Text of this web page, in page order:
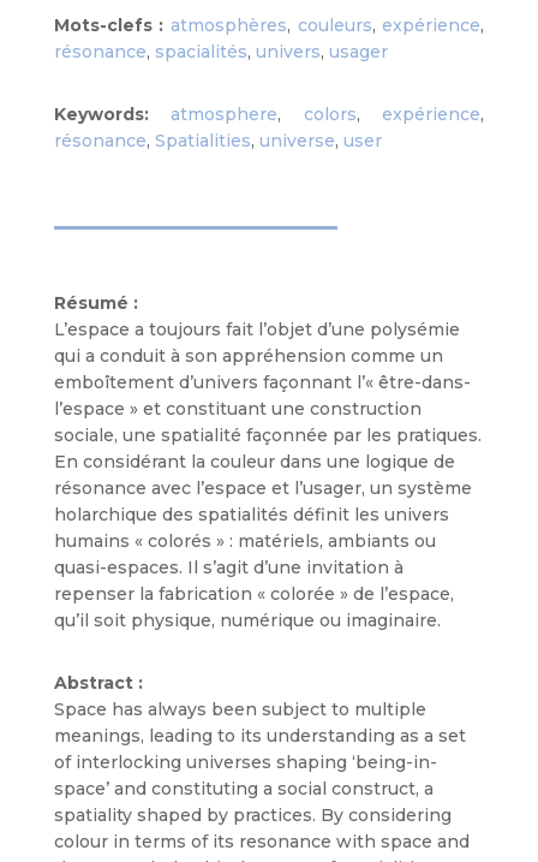
Mots-clefs : atmosphères, couleurs, expérience,
résonance, spacialités, univers, usager
Keywords:atmosphere, colors, expérience,
résonance, Spatialities, universe, user
Résumé :
L’espace a toujours fait l’objet d’une polysémie
qui a conduit à son appréhension comme un
emboîtement d’univers façonnant l’« être-dans-
l’espace » et constituant une construction
sociale, une spatialité façonnée par les pratiques.
En considérant la couleur dans une logique de
résonance avec l’espace et l’usager, un système
holarchique des spatialités définit les univers
humains « colorés » : matériels, ambiants ou
quasi-espaces. Il s’agit d’une invitation à
repenser la fabrication « colorée » de l’espace,
qu’il soit physique, numérique ou imaginaire.
Abstract :
Space has always been subject to multiple
meanings, leading to its understanding as a set
of interlocking universes shaping ‘being-in-
space’ and constituting a social construct, a
spatiality shaped by practices. By considering
colour in terms of its resonance with space and